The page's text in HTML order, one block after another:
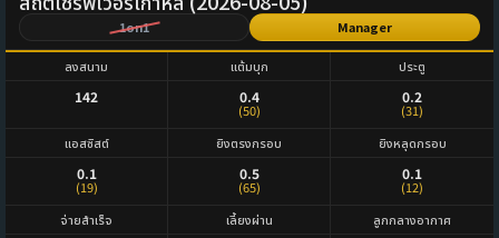
1on1 Manager
ลงสนาม
142
แต้มบุก
0.4
(50)
ประตู
0.2
(31)
แอสซิสต์
0.1
(19)
ยิงตรงกรอบ
0.5
(65)
ยิงหลุดกรอบ
0.1
(12)
จ่ายสำเร็จ
เลี้ยงผ่าน ลูกกลางอากาศ